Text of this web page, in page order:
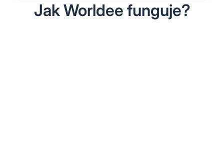
Jak Worldee funguje?